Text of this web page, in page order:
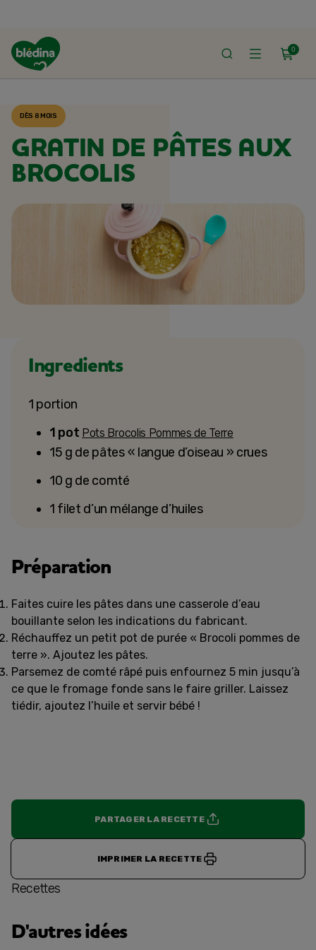
0
ACCUEIL
DÈS 8 MOIS
GRATIN DE PÂTES AUX
BROCOLIS
Ingredients
1 portion
1 pot Pots Brocolis Pommes de Terre
15 g de pâtes « langue d’oiseau » crues
10 g de comté
1 filet d’un mélange d’huiles
Préparation
Faites cuire les pâtes dans une casserole d’eau
bouillante selon les indications du fabricant.
Réchauffez un petit pot de purée « Brocoli pommes de
terre ». Ajoutez les pâtes.
Parsemez de comté râpé puis enfournez 5 min jusqu’à
ce que le fromage fonde sans le faire griller. Laissez
tiédir, ajoutez l’huile et servir bébé !
PARTAGER LA RECETTE
IMPRIMER LA RECETTE
Recettes
D'autres idées